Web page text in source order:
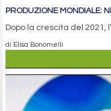
PRODUZIONE MONDIALE:
Dopo la crescita del 2021,
di Elisa Bonomelli